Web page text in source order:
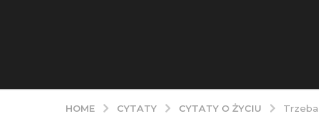
HOME CYTATY CYTATY O ŻYCIU Trzeba